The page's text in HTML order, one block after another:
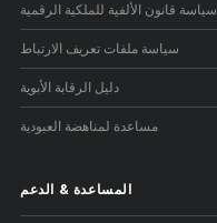
سياسة قانون الألفية للملكية الرقمية
سياسة ملفات تعريف الارتباط
دليل الرقابة الأبوية
مساعدة لمناهضة العبودية
المساعدة & الدعم